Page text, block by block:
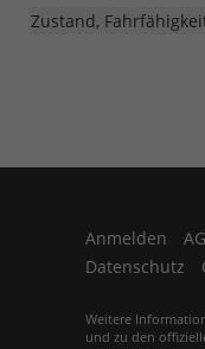
Zustand,
Anmelden
Datenschutz
Weitere
und zu den